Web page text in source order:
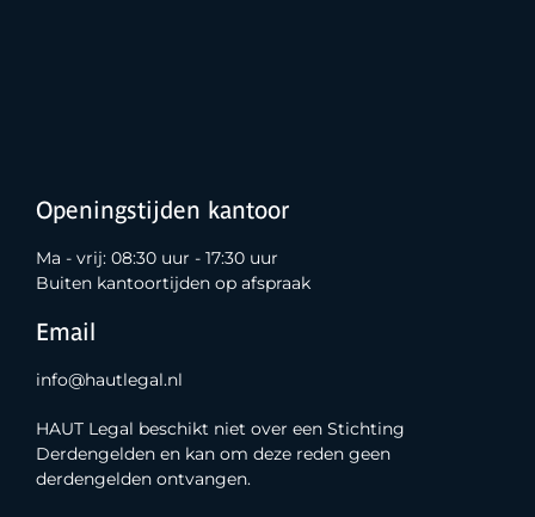
Openingstijden kantoor
Ma - vrij: 08:30 uur - 17:30 uur
Buiten kantoortijden op afspraak
Email
info@hautlegal.nl
HAUT Legal beschikt niet over een Stichting
Derdengelden en kan om deze reden geen
derdengelden ontvangen.